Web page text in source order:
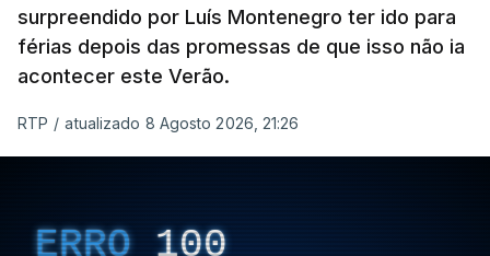
surpreendido por Luís Montenegro ter ido para
férias depois das promessas de que isso não ia
acontecer este Verão.
RTP / atualizado 8 Agosto 2026, 21:26
ERRO 100